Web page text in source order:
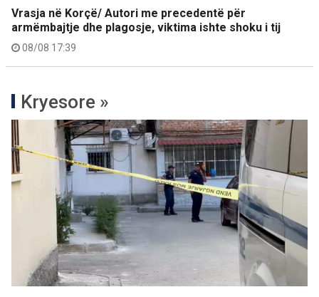
Vrasja në Korçë/ Autori me precedentë për
armëmbajtje dhe plagosje, viktima ishte shoku i tij
08/08 17:39
Kryesore »